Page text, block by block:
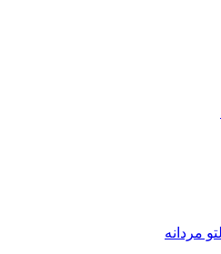
مردانه